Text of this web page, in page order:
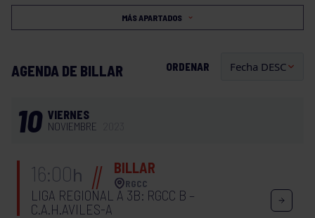
MÁS APARTADOS
AGENDA DE BILLAR ORDENAR
10 VIERNES
NOVIEMBRE
16:00h BILLAR
RGCC
LIGA REGIONAL A 3B: RGCC B –
C.A.H.AVILES-A